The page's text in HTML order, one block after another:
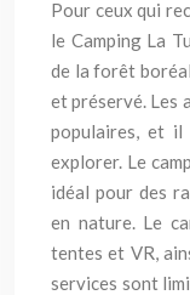
Pour ceux qui
le Camping La
de la forêt
et préservé. Les
populaires, et
explorer. Le
idéal pour des
en nature. Le
tentes et VR,
services sont